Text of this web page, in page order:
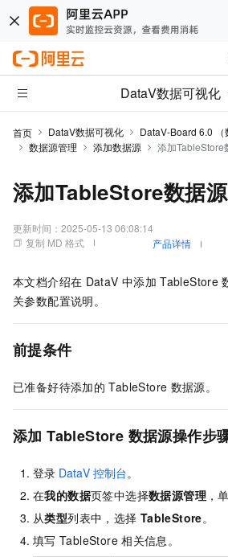
DataV数据可视化
首页 DataV数据可视化 DataV-Board 6.0 （
数据源管理
添加数据源 添加TableStore
添加TableStore数据源
更新时间： 2025-05-13 06:08:14
复制 MD 格式
产品详情
本文档介绍在 DataV 中添加 TableStore
关参数配置说明。
前提条件
已准备好待添加的 TableStore 数据源。
添加 TableStore 数据源操作步
登录 DataV 控制台。
在我的数据页签中选择数据源管理 ，
从类型列表中，选择 TableStore。
填写 TableStore 相关信息。